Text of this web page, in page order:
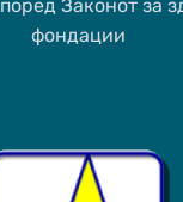
Законот за
фондации